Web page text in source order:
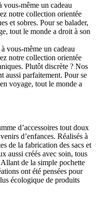
vous-même un cadeau
notre collection orientée
et sobres. Pour se balader,
tout le monde a droit à son
vous-même un cadeau
notre collection orientée
Plutôt discrète ? Nos
aussi parfaitement. Pour se
voyage, tout le monde a
d’accessoires tout doux
d’enfances. Réalisés à
de la fabrication des sacs et
aussi créés avec soin, tous
de la simple pochette
ont été pensées pour
écologique de produits